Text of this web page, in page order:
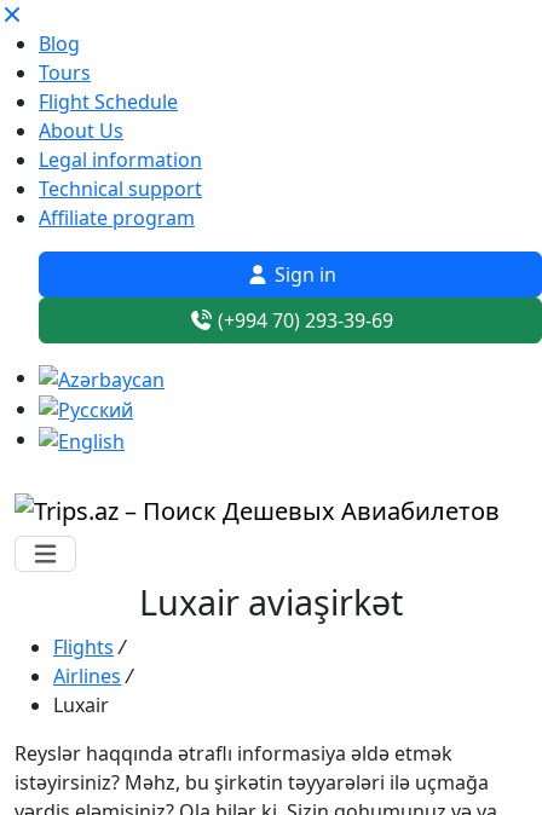
Blog
Tours
Flight Schedule
About Us
Legal information
Technical support
Affiliate program
Sign in
(+994 70) 293-39-69
Luxair aviaşirkət
Flights /
Airlines /
Luxair
Reyslər haqqında ətraflı informasiya əldə etmək
istəyirsiniz? Məhz, bu şirkətin təyyarələri ilə uçmağa